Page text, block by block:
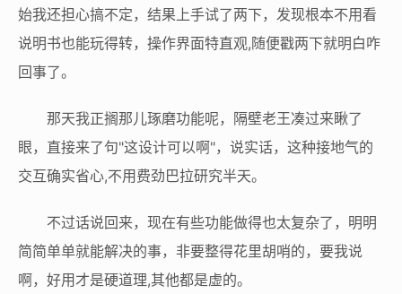
始我还担心搞不定，结果上手试了两下，发现根本不用看
说明书也能玩得转，操作界面特直观,随便戳两下就明白咋
回事了。
那天我正搁那儿琢磨功能呢，隔壁老王凑过来瞅了
眼，直接来了句"这设计可以啊"，说实话，这种接地气的
交互确实省心,不用费劲巴拉研究半天。
不过话说回来，现在有些功能做得也太复杂了，明明
简简单单就能解决的事，非要整得花里胡哨的，要我说
啊，好用才是硬道理,其他都是虚的。